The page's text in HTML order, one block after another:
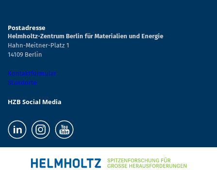
Postadresse
Helmholtz-Zentrum Berlin für Materialien und Energie
Hahn-Meitner-Platz 1
14109 Berlin
Kontaktformular
Standorte
HZB Social Media